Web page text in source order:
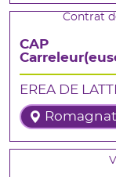
Contrat
CAP
EREA DE